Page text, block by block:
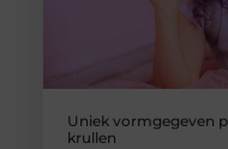
Uniek vormgegeven
krullen